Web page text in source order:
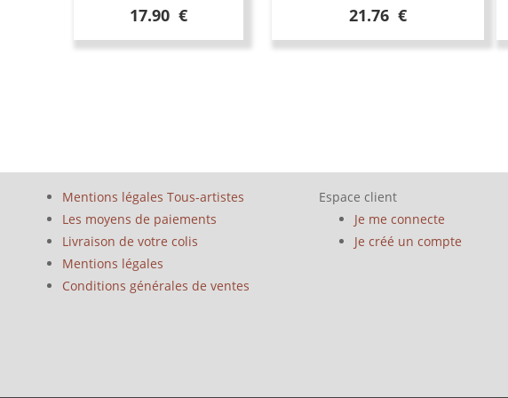
17.90 € 21.76 €
Mentions légales Tous-artistes
Les moyens de paiements
Livraison de votre colis
Mentions légales
Conditions générales de ventes
Espace client
Je me connecte
Je créé un compte